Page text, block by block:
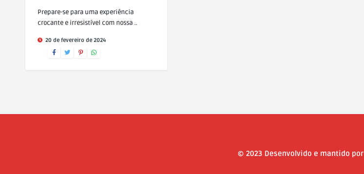
Prepare-se para uma experiência
crocante e irresistível com nossa ..
20 de fevereiro de 2024
© 2023 Desenvolvido e mantido por